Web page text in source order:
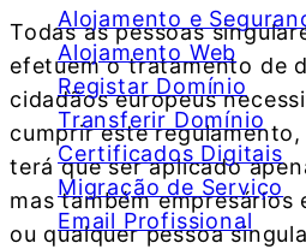
Alojamento e
Alojamento Web
Registar Domínio
Transferir Domínio
Certificados Digitais
Migração de Serviço
Email Profissional
Todas as pessoas
efetuem o tratamento de
cidadãos europeus
cumprir este
terá que ser aplicado
mas também empresários
ou qualquer pessoa